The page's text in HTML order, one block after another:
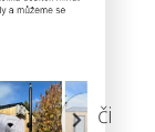
chatkou či